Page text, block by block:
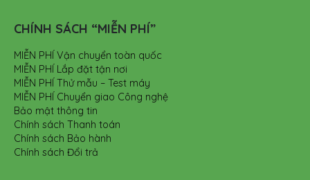
CHÍNH SÁCH “MIỄN PHÍ”
MIỄN PHÍ Vận chuyển toàn quốc
MIỄN PHÍ Lắp đặt tận nơi
MIỄN PHÍ Thử mẫu – Test máy
MIỄN PHÍ Chuyển giao Công nghệ
Bảo mật thông tin
Chính sách Thanh toán
Chính sách Bảo hành
Chính sách Đổi trả